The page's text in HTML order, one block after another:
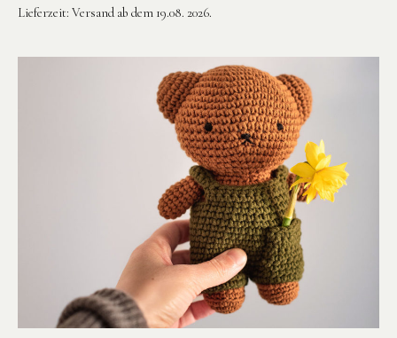
Lieferzeit: Versand ab dem 19.08. 2026.